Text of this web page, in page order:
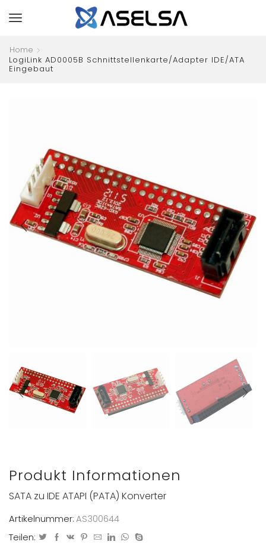
Home
LogiLink AD0005B Schnittstellenkarte/Adapter IDE/ATA
Eingebaut
Produkt Informationen
SATA zu IDE ATAPI (PATA) Konverter
Artikelnummer:AS300644
Teilen: